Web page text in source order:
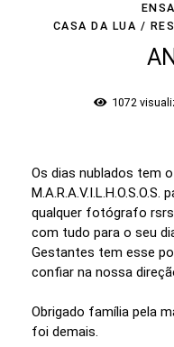
CASA DA LUA /
1072
Os dias nublados tem
qualquer fotógrafo
com tudo para o seu
Gestantes tem esse
confiar na nossa
Obrigado família pela
foi demais.